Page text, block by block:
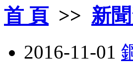
首 頁 >> 新
2016-11-01